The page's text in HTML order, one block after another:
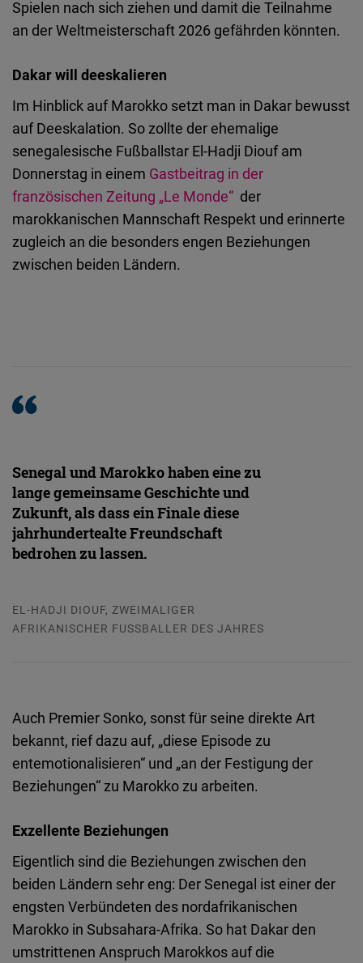
Spielen nach sich ziehen und damit die Teilnahme
an der Weltmeisterschaft 2026 gefährden könnten.
Dakar will deeskalieren
Im Hinblick auf Marokko setzt man in Dakar bewusst
auf Deeskalation. So zollte der ehemalige
senegalesische Fußballstar El-Hadji Diouf am
Donnerstag in einem Gastbeitrag in der
französischen Zeitung „Le Monde“ der
marokkanischen Mannschaft Respekt und erinnerte
zugleich an die besonders engen Beziehungen
zwischen beiden Ländern.
Senegal und Marokko haben eine zu
lange gemeinsame Geschichte und
Zukunft, als dass ein Finale diese
jahrhundertealte Freundschaft
bedrohen zu lassen.
EL-HADJI DIOUF, ZWEIMALIGER
AFRIKANISCHER FUSSBALLER DES JAHRES
Auch Premier Sonko, sonst für seine direkte Art
bekannt, rief dazu auf, „diese Episode zu
entemotionalisieren“ und „an der Festigung der
Beziehungen“ zu Marokko zu arbeiten.
Exzellente Beziehungen
Eigentlich sind die Beziehungen zwischen den
beiden Ländern sehr eng: Der Senegal ist einer der
engsten Verbündeten des nordafrikanischen
Marokko in Subsahara-Afrika. So hat Dakar den
umstrittenen Anspruch Marokkos auf die